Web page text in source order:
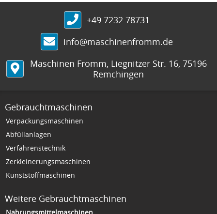
+49 7232 78731
info@maschinenfromm.de
Maschinen Fromm, Liegnitzer Str. 16, 75196
Remchingen
Gebrauchtmaschinen
Verpackungsmaschinen
Abfüllanlagen
Verfahrenstechnik
Zerkleinerungsmaschinen
Kunststoffmaschinen
Weitere Gebrauchtmaschinen